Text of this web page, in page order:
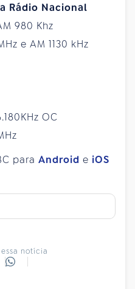
Rádio Nacional
980 Khz
e AM 1130 kHz
OC
para Android e iOS
notícia